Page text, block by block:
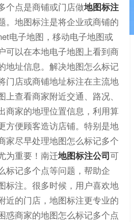
个点是商铺或门店做地图标注
。地图标注是将企业或商铺的
电子地图，移动电子地图或
可以在本地电子地图上看到商
地址信息。解决地图怎么标记
门店或商铺地址标注在主流地
查看商家附近交通、路况、
商家的地理位置信息，利用算
方便顾客造访店铺。特别是地
家尽早处理地图怎么标记多个
为重要！南迁地图标注公司可
标记多个点等问题，帮助企
标注。很多时候，用户喜欢地
近的门店，地图标注更专业的
惑商家的地图怎么标记多个点